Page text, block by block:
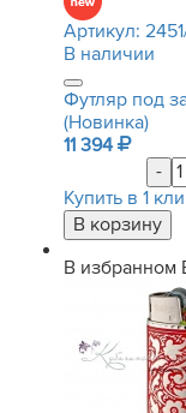
Артикул:
В наличии
Футляр под
(Новинка)
11 394
-
Купить в 1
В избранном